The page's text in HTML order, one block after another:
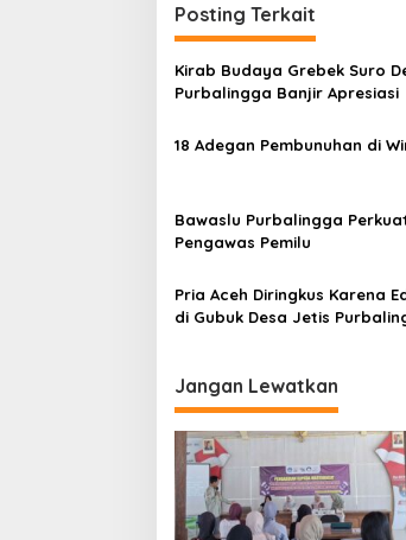
Posting Terkait
Kirab Budaya Grebek Suro
Purbalingga Banjir Apresiasi
18 Adegan Pembunuhan di
Bawaslu Purbalingga
Pengawas Pemilu
Pria Aceh Diringkus Karena
di Gubuk Desa Jetis
Jangan Lewatkan